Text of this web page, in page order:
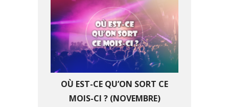
OÙ EST-CE QU’ON SORT CE
MOIS-CI ? (NOVEMBRE)